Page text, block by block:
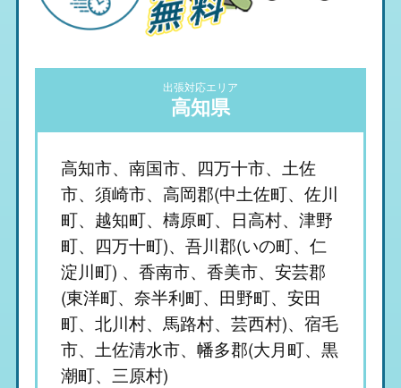
出張対応エリア
高知県
高知市、南国市、四万十市、土佐
市、須崎市、高岡郡(中土佐町、佐川
町、越知町、檮原町、日高村、津野
町、四万十町)、吾川郡(いの町、仁
淀川町) 、香南市、香美市、安芸郡
(東洋町、奈半利町、田野町、安田
町、北川村、馬路村、芸西村)、宿毛
市、土佐清水市、幡多郡(大月町、黒
潮町、三原村)